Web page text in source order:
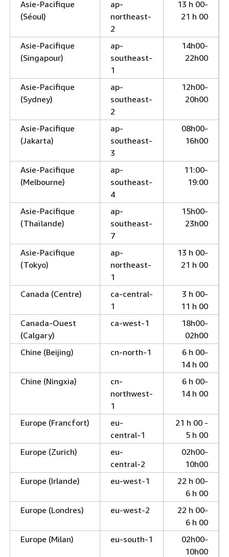
Asie-Pacifique
(Séoul)
ap-
northeast-
2
13 h 00-
21 h 00
Asie-Pacifique
(Singapour)
ap-
southeast-
1
14h00-
22h00
Asie-Pacifique
(Sydney)
ap-
southeast-
2
12h00-
20h00
Asie-Pacifique
(Jakarta)
ap-
southeast-
3
08h00-
16h00
Asie-Pacifique
(Melbourne)
ap-
southeast-
4
11:00-
19:00
Asie-Pacifique
(Thaïlande)
ap-
southeast-
7
15h00-
23h00
Asie-Pacifique
(Tokyo)
ap-
northeast-
1
13 h 00-
21 h 00
Canada (Centre)
ca-central-
1
3 h 00-
11 h 00
Canada-Ouest
(Calgary)
ca-west-1
18h00-
02h00
Chine (Beijing)
cn-north-1
6 h 00-
14 h 00
Chine (Ningxia)
cn-
northwest-
1
6 h 00-
14 h 00
Europe (Francfort)
eu-
central-1
21 h 00 -
5 h 00
Europe (Zurich)
eu-
central-2
02h00-
10h00
Europe (Irlande)
eu-west-1
22 h 00-
6 h 00
Europe (Londres)
eu-west-2
22 h 00-
6 h 00
Europe (Milan)
eu-south-1
02h00-
10h00